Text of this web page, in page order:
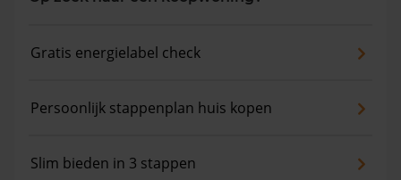
Gratis energielabel check
Persoonlijk stappenplan huis kopen
Slim bieden in 3 stappen